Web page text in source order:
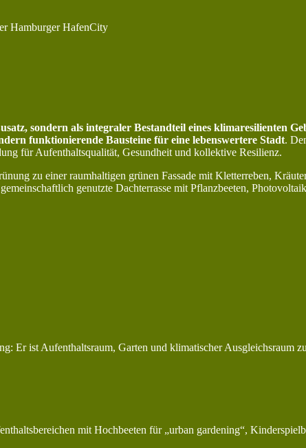
Hamburger HafenCity
sondern als integraler Bestandteil eines klimaresilienten
funktionierende Bausteine für eine lebenswertere Stadt.
für Aufenthaltsqualität, Gesundheit und kollektive Resilienz.
zu einer raumhaltigen grünen Fassade mit Kletterreben,
genutzte Dachterrasse mit Pflanzbeeten,
Er ist Aufenthaltsraum, Garten und klimatischer Ausgleichsraum
mit Hochbeeten für „urban gardening“,